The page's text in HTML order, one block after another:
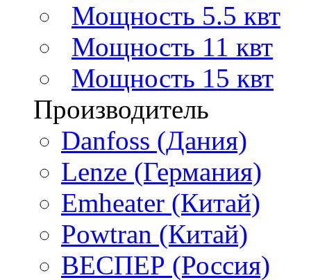
Мощность 5.5 квт
Мощность 11 квт
Мощность 15 квт
Производитель
Danfoss (Дания)
Lenze (Германия)
Emheater (Китай)
Powtran (Китай)
ВЕСПЕР (Россия)